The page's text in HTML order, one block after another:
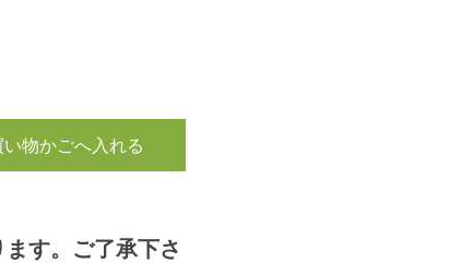
い物かごへ入れる
す。ご了承下さ